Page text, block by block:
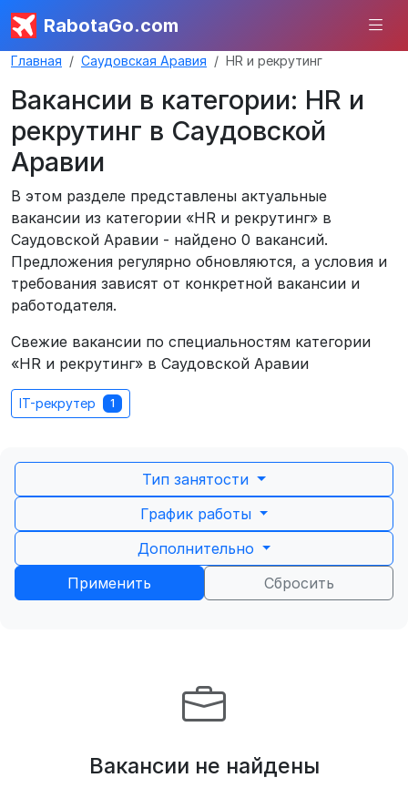
RabotaGo.com
Главная Саудовская Аравия HR и рекрутинг
Вакансии в категории: HR и
рекрутинг в Саудовской
Аравии
В этом разделе представлены актуальные
вакансии из категории «HR и рекрутинг» в
Саудовской Аравии - найдено 0 вакансий.
Предложения регулярно обновляются, а условия и
требования зависят от конкретной вакансии и
работодателя.
Свежие вакансии по специальностям категории
«HR и рекрутинг» в Саудовской Аравии
IT-рекрутер 1
Тип занятости
График работы
Дополнительно
Применить
Сбросить
Вакансии не найдены